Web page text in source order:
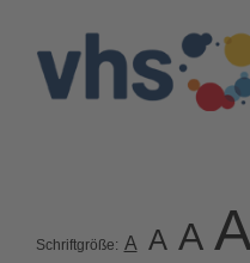
Schriftgröße: A A A